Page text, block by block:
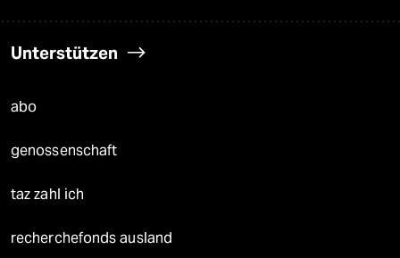
Unterstützen
abo
genossenschaft
taz zahl ich
recherchefonds ausland